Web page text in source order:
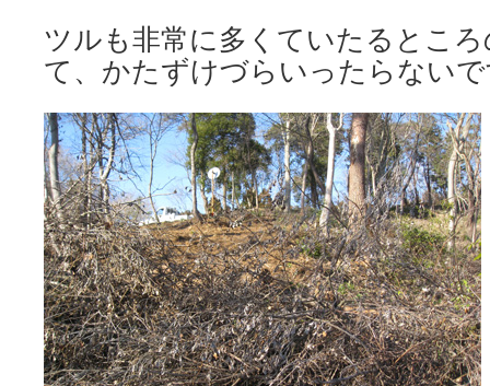
ツルも非常に多くていたるとこ
て、かたずけづらいったらない